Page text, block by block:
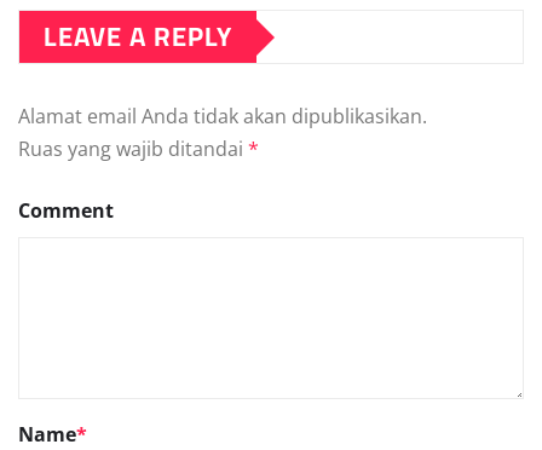
LEAVE A REPLY
Alamat email Anda tidak akan dipublikasikan.
Ruas yang wajib ditandai *
Comment
Name*